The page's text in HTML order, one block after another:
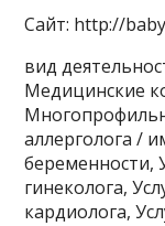
Сайт: http://
вид
Медицинские
аллерголога /
беременности,
гинеколога,
кардиолога,